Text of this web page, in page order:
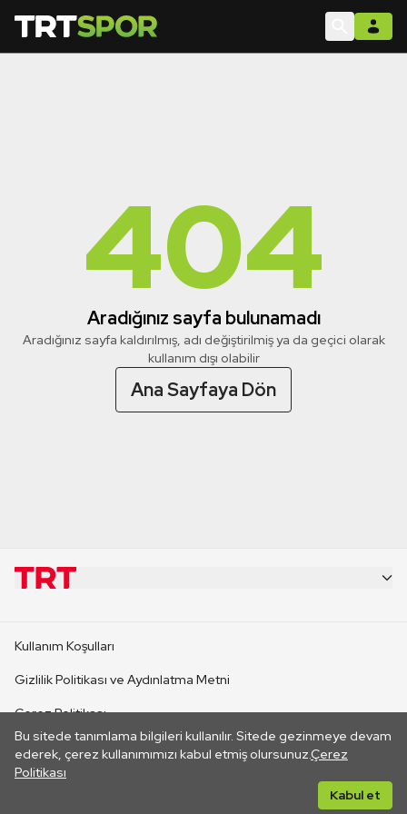
404
Aradığınız sayfa bulunamadı
Aradığınız sayfa kaldırılmış, adı değiştirilmiş ya da geçici olarak
kullanım dışı olabilir
Ana Sayfaya Dön
Bu sitede tanımlama bilgileri kullanılır. Sitede gezinmeye devam
ederek, çerez kullanımımızı kabul etmiş olursunuz.Çerez
Politikası
Kabul et
CANLI YAYINLAR
Kullanım Koşulları
Gizlilik Politikası ve Aydınlatma Metni
Çerez Politikası
İletişim
Her hakkı saklıdır. ©2026 TRT. Bağlantı yoluyla gidilen dış